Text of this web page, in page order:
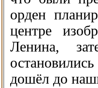
орден
центре
Ленина,
дошёл до